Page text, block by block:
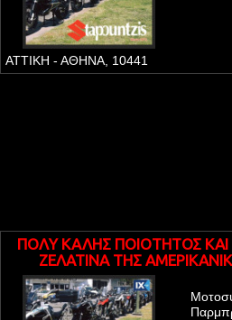
ΑΤΤΙΚΗ - ΑΘΗΝΑ, 10441
ΠΟΛΥ ΚΑΛΗΣ ΠΟΙΟΤΗΤΟΣ
ΖΕΛΑΤΙΝΑ ΤΗΣ
BRACKETS WINDSCREEN ΓΙΑ